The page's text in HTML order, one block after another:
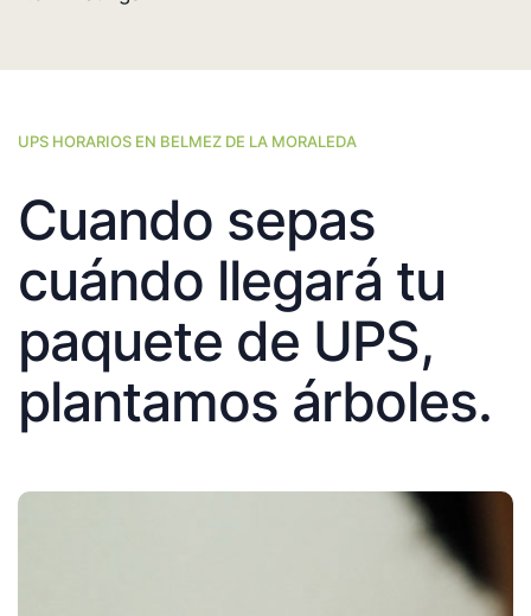
UPS HORARIOS EN BELMEZ DE LA MORALEDA
Cuando sepas
cuándo llegará tu
paquete de UPS,
plantamos árboles.